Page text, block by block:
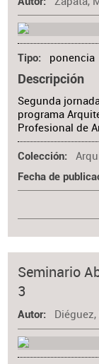
Tipo ponencia
Descripción
Segunda
programa
Profesional de
Colección
Fecha de
Seminario
3
Autor